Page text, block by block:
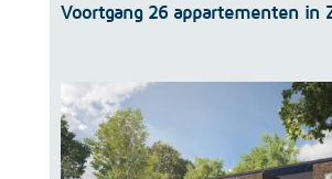
Voortgang 26 appartementen in